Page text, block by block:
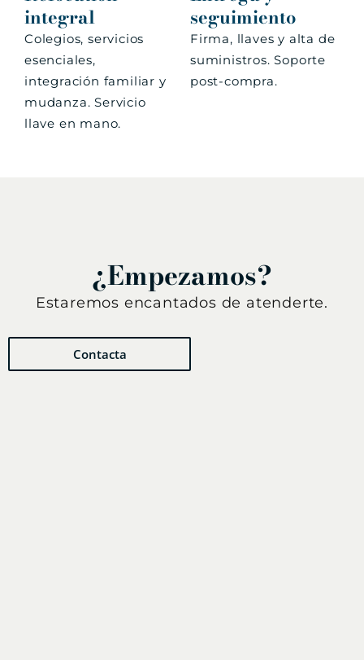
integral
Colegios, servicios
esenciales,
integración familiar y
mudanza. Servicio
llave en mano.
seguimiento
Firma, llaves y alta de
suministros. Soporte
post-compra.
¿Empezamos?
Estaremos encantados de atenderte.
Contacta